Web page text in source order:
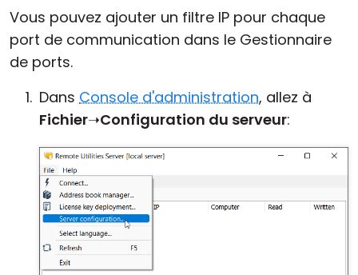
Vous pouvez ajouter un filtre IP pour chaque
port de communication dans le Gestionnaire
de ports.
Dans Console d'administration, allez à
Fichier➝Configuration du serveur: